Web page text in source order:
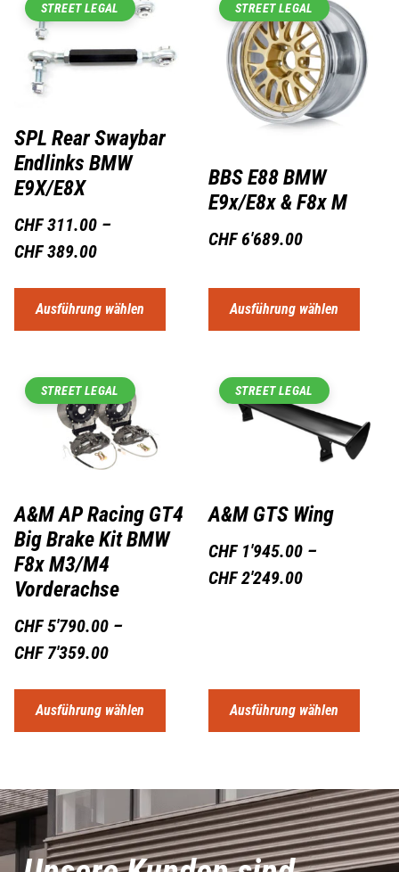
STREET LEGAL
SPL Rear Swaybar
Endlinks BMW
E9X/E8X
CHF311.00 –
CHF389.00
Ausführung wählen
STREET LEGAL
BBS E88 BMW
E9x/E8x & F8x M
CHF6'689.00
Ausführung wählen
STREET LEGAL
A&M AP Racing GT4
Big Brake Kit BMW
F8x M3/M4
Vorderachse
CHF5'790.00 –
CHF7'359.00
Ausführung wählen
STREET LEGAL
A&M GTS Wing
CHF1'945.00 –
CHF2'249.00
Ausführung wählen